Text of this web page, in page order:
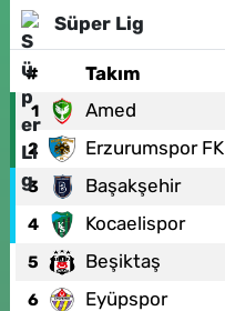
Süper Lig
# Takım
1 Amed
2 Erzurumspor FK
3 Başakşehir
4 Kocaelispor
5 Beşiktaş
6 Eyüpspor